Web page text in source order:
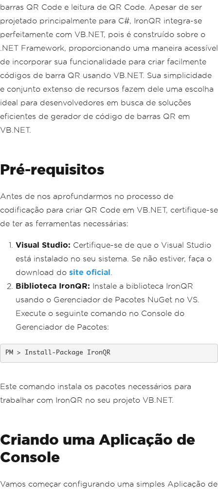
barras QR Code e leitura de QR Code. Apesar de ser
projetado principalmente para C#, IronQR integra-se
perfeitamente com VB.NET, pois é construído sobre o
.NET Framework, proporcionando uma maneira acessível
de incorporar sua funcionalidade para criar facilmente
códigos de barra QR usando VB.NET. Sua simplicidade
e conjunto extenso de recursos fazem dele uma escolha
ideal para desenvolvedores em busca de soluções
eficientes de gerador de código de barras QR em
VB.NET.
Pré-requisitos
Antes de nos aprofundarmos no processo de
codificação para criar QR Code em VB.NET, certifique-se
de ter as ferramentas necessárias:
Visual Studio: Certifique-se de que o Visual Studio
está instalado no seu sistema. Se não estiver, faça o
download do site oficial
Biblioteca IronQR: Instale a biblioteca IronQR
usando o Gerenciador de Pacotes NuGet no VS.
Execute o seguinte comando no Console do
Gerenciador de Pacotes:
Install-Package IronQR
Este comando instala os pacotes necessários para
trabalhar com IronQR no seu projeto VB.NET.
Criando uma Aplicação de
Console
Vamos começar configurando uma simples Aplicação de